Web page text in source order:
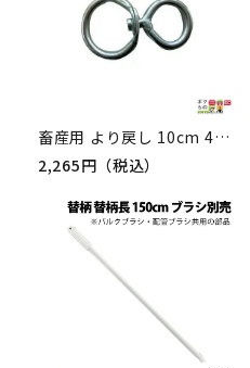
畜産用 より戻し 10cm 42160 畜産 酪農 牧畜 産業動物 牛 豚 養豚 家畜 畜産用品 酪農用品 業務用 農業 農作業
2,265円（税込）